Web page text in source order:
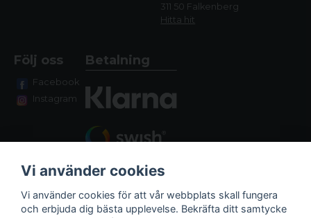
311 50 Falkenberg
Hitta hit
Följ oss
Facebook
Instagram
Betalning
Vi använder cookies
Vi använder cookies för att vår webbplats skall fungera
och erbjuda dig bästa upplevelse. Bekräfta ditt samtycke